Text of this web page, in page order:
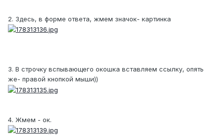
2. Здесь, в форме ответа, жмем значок- картинка
3. В строчку вспывающего окошка вставляем ссылку, опять
же- правой кнопкой мыши))
4. Жмем - ок.